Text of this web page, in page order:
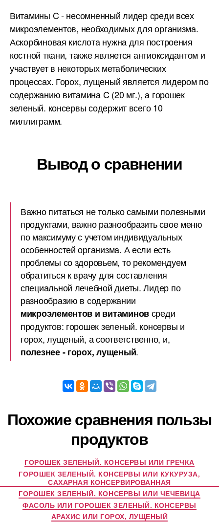
Витамины C - несомненный лидер среди всех
микроэлементов, необходимых для организма.
Аскорбиновая кислота нужна для построения
костной ткани, также является антиоксидантом и
участвует в некоторых метаболических
процессах. Горох, лущеный является лидером по
содержанию витамина C (20 мг.), а горошек
зеленый. консервы содержит всего 10
миллиграмм.
Вывод о сравнении
Важно питаться не только самыми полезными
продуктами, важно разнообразить свое меню
по максимуму с учетом индивидуальных
особенностей организма. А если есть
проблемы со здоровьем, то рекомендуем
обратиться к врачу для составления
специальной лечебной диеты. Лидер по
разнообразию в содержании
микроэлементов и витаминовсреди
продуктов: горошек зеленый. консервы и
горох, лущеный, а соответственно, и,
полезнее - горох, лущеный.
Похожие сравнения пользы
продуктов
ГОРОШЕК ЗЕЛЕНЫЙ. КОНСЕРВЫ ИЛИ ГРЕЧКА
ГОРОШЕК ЗЕЛЕНЫЙ. КОНСЕРВЫ ИЛИ КУКУРУЗА,
САХАРНАЯ КОНСЕРВИРОВАННАЯ
ГОРОШЕК ЗЕЛЕНЫЙ. КОНСЕРВЫ ИЛИ ЧЕЧЕВИЦА
ФАСОЛЬ ИЛИ ГОРОШЕК ЗЕЛЕНЫЙ. КОНСЕРВЫ
АРАХИС ИЛИ ГОРОХ, ЛУЩЕНЫЙ